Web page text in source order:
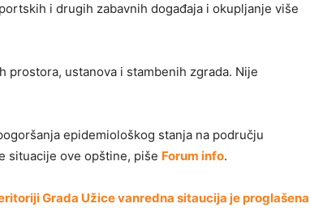
i drugih zabavnih događaja i okupljanje više
prostora, ustanova i stambenih zgrada. Nije
epidemiološkog stanja na području
situacije ove opštine, piše Forum info.
Grada Užice vanredna sitaucija je proglašena